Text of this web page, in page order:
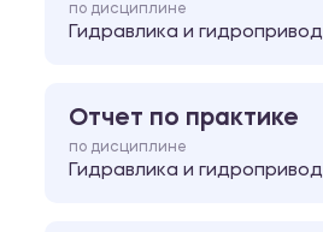
по дисциплине
Гидравлика и гидропривод
Отчет по практике
по дисциплине
Гидравлика и гидропривод